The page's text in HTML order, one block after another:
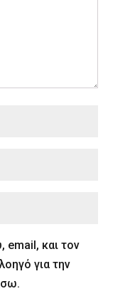
email, και τον
για την